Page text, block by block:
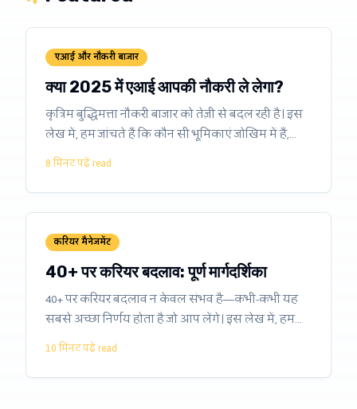
एआई और नौकरी बाजार
क्या 2025 में एआई आपकी नौकरी ले लेगा?
कृत्रिम बुद्धिमत्ता नौकरी बाजार को तेज़ी से बदल रही है। इस
लेख में, हम जांचते हैं कि कौन सी भूमिकाएं जोखिम में हैं,
कौन से कौशल प्रासंगिक रहेंगे, और भविष्य के लिए कैसे
तैयारी करें।
8 मिनट पढ़ेंread
करियर मैनेजमेंट
40+ पर करियर बदलाव: पूर्ण मार्गदर्शिका
40+ पर करियर बदलाव न केवल संभव है—कभी-कभी यह
सबसे अच्छा निर्णय होता है जो आप लेंगे। इस लेख में, हम
बताते हैं कि इसे सही तरीके से कैसे करें।
10 मिनट पढ़ेंread